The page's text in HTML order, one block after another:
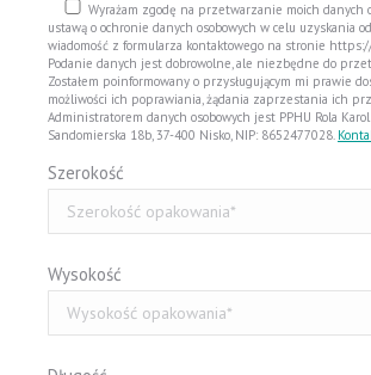
Wyrażam zgodę na przetwarzanie moich danych
ustawą o ochronie danych osobowych w celu uzyskania
wiadomość z formularza kontaktowego na stronie
Podanie danych jest dobrowolne, ale niezbędne do
Zostałem poinformowany o przysługującym mi prawie
możliwości ich poprawiania, żądania zaprzestania ich
Administratorem danych osobowych jest PPHU Rola
Sandomierska 18b, 37-400 Nisko, NIP: 8652477028.
Szerokość
Wysokość